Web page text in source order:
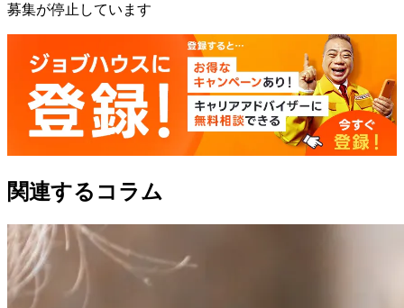
募集が停止しています
関連するコラム